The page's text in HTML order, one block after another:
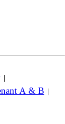
|
A & B |